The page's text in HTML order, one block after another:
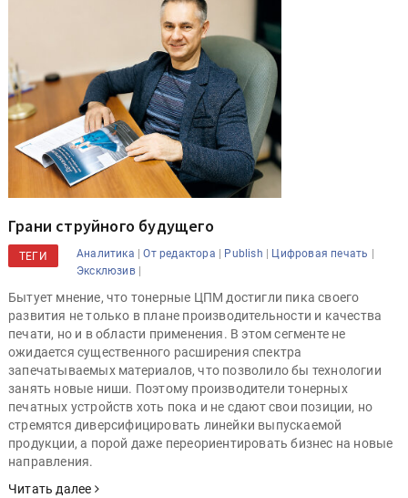
Грани струйного будущего
ТЕГИ Аналитика |От редактора | Publish | Цифровая печать |
Эксклюзив|
Бытует мнение, что тонерные ЦПМ достигли пика своего
развития не только в плане производительности и качества
печати, но и в области применения. В этом сегменте не
ожидается существенного расширения спектра
запечатываемых материалов, что позволило бы технологии
занять новые ниши. Поэтому производители тонерных
печатных устройств хоть пока и не сдают свои позиции, но
стремятся диверсифицировать линейки выпускаемой
продукции, а порой даже переориентировать бизнес на новые
направления.
Читать далее